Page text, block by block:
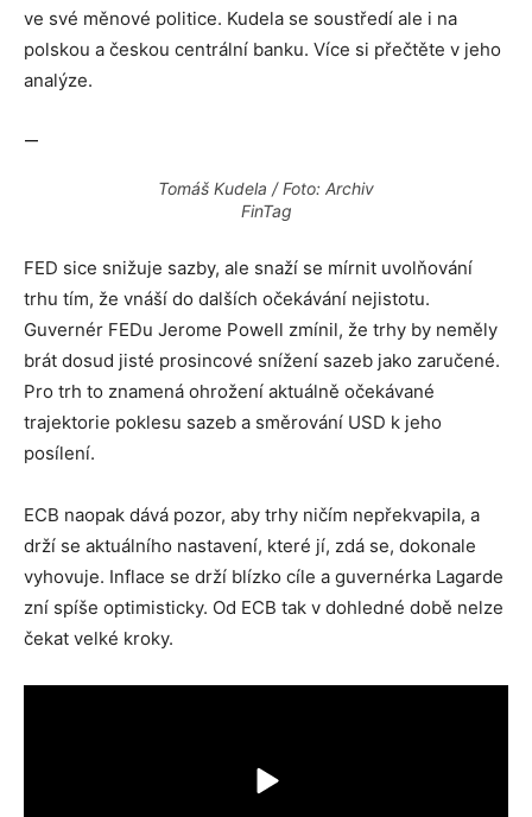
ve své měnové politice. Kudela se soustředí ale i na
polskou a českou centrální banku. Více si přečtěte v jeho
analýze.
—
Tomáš Kudela / Foto: Archiv
FinTag
FED sice snižuje sazby, ale snaží se mírnit uvolňování
trhu tím, že vnáší do dalších očekávání nejistotu.
Guvernér FEDu Jerome Powell zmínil, že trhy by neměly
brát dosud jisté prosincové snížení sazeb jako zaručené.
Pro trh to znamená ohrožení aktuálně očekávané
trajektorie poklesu sazeb a směrování USD k jeho
posílení.
ECB naopak dává pozor, aby trhy ničím nepřekvapila, a
drží se aktuálního nastavení, které jí, zdá se, dokonale
vyhovuje. Inflace se drží blízko cíle a guvernérka Lagarde
zní spíše optimisticky. Od ECB tak v dohledné době nelze
čekat velké kroky.